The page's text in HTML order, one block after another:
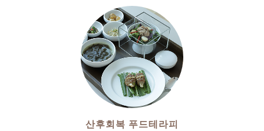
산후회복 푸드테라피